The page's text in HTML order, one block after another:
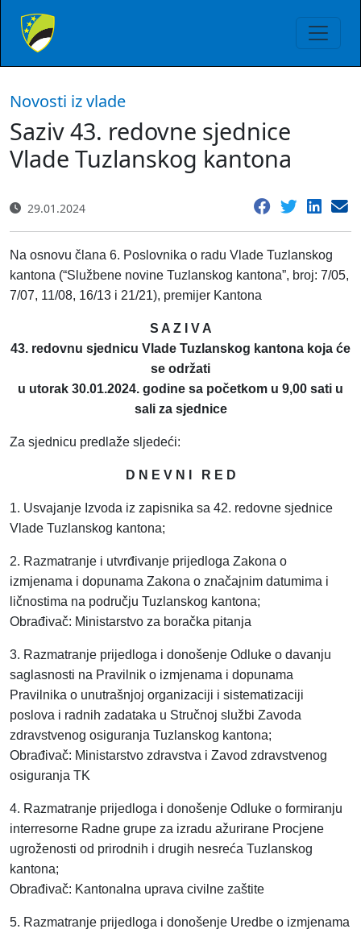
Novosti iz vlade
Saziv 43. redovne sjednice
Vlade Tuzlanskog kantona
29.01.2024
Na osnovu člana 6. Poslovnika o radu Vlade Tuzlanskog
kantona (“Službene novine Tuzlanskog kantona”, broj: 7/05,
7/07, 11/08, 16/13 i 21/21), premijer Kantona
S A Z I V A
43. redovnu sjednicu Vlade Tuzlanskog kantona koja će
se održati
u utorak 30.01.2024. godine sa početkom u 9,00 sati u
sali za sjednice
Za sjednicu predlaže sljedeći:
D N E V N I R E D
1. Usvajanje Izvoda iz zapisnika sa 42. redovne sjednice
Vlade Tuzlanskog kantona;
2. Razmatranje i utvrđivanje prijedloga Zakona o
izmjenama i dopunama Zakona o značajnim datumima i
ličnostima na području Tuzlanskog kantona;
Obrađivač: Ministarstvo za boračka pitanja
3. Razmatranje prijedloga i donošenje Odluke o davanju
saglasnosti na Pravilnik o izmjenama i dopunama
Pravilnika o unutrašnjoj organizaciji i sistematizaciji
poslova i radnih zadataka u Stručnoj službi Zavoda
zdravstvenog osiguranja Tuzlanskog kantona;
Obrađivač: Ministarstvo zdravstva i Zavod zdravstvenog
osiguranja TK
4. Razmatranje prijedloga i donošenje Odluke o formiranju
interresorne Radne grupe za izradu ažurirane Procjene
ugroženosti od prirodnih i drugih nesreća Tuzlanskog
kantona;
Obrađivač: Kantonalna uprava civilne zaštite
5. Razmatranje prijedloga i donošenje Uredbe o izmjenama